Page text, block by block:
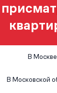
В Москве
В Московской